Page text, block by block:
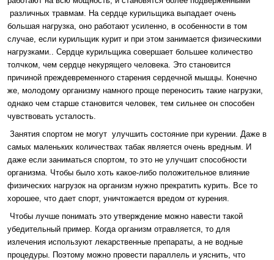
различных травмам. На сердце курильщика выпадает очень
большая нагрузка, оно работают усиленно, в особенности в том
случае, если курильщик курит и при этом занимается физическими
нагрузками.. Сердце курильщика совершает большее количество
толчком, чем сердце некурящего человека. Это становится
причиной преждевременного старения сердечной мышцы. Конечно
же, молодому организму намного проще переносить такие нагрузки,
однако чем старше становится человек, тем сильнее он способен
чувствовать усталость.
Занятия спортом не могут улучшить состояние при курении. Даже в
самых маленьких количествах табак является очень вредным. И
даже если заниматься спортом, то это не улучшит способности
организма. Чтобы было хоть какое-либо положительное влияние
физических нагрузок на организм нужно прекратить курить. Все то
хорошее, что дает спорт, уничтожается вредом от курения.
Чтобы лучше понимать это утверждение можно навести такой
убедительный пример. Когда организм отравляется, то для
излечения используют лекарственные препараты, а не водные
процедуры. Поэтому можно провести параллель и уяснить, что